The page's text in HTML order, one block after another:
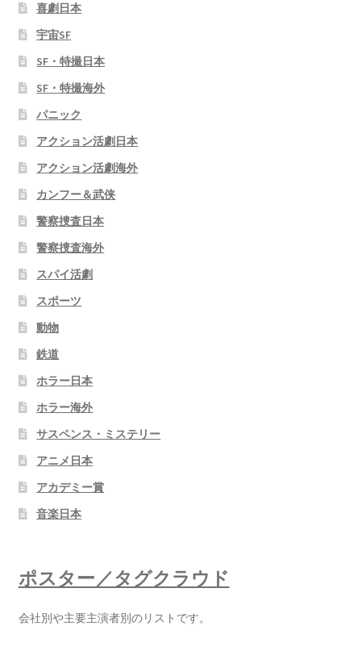
喜劇日本
宇宙SF
SF・特撮日本
SF・特撮海外
パニック
アクション活劇日本
アクション活劇海外
カンフー＆武侠
警察捜査日本
警察捜査海外
スパイ活劇
スポーツ
動物
鉄道
ホラー日本
ホラー海外
サスペンス・ミステリー
アニメ日本
アカデミー賞
音楽日本
ポスター／タグクラウド
会社別や主要主演者別のリストです。